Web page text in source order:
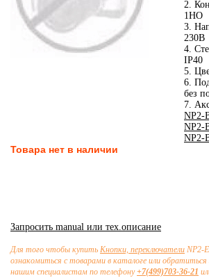
2.
1НО
3.
230В
4.
IP40
5.
6.
без
7.
NP2-
NP2-
NP2-
Товара нет в наличии
Запросить manual или тех.описание
Для того чтобы купить Кнопки, переключатели NP2-
ознакомиться с товарами в каталоге или обратиться
нашим специалистам по телефону+7(499)703-36-21